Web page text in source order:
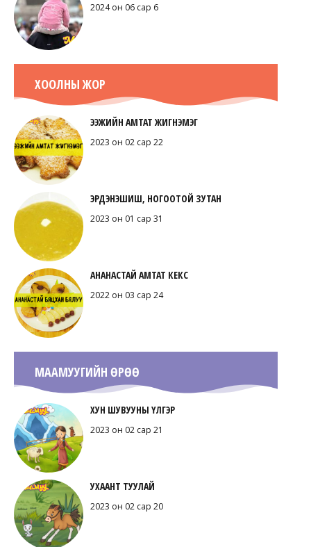
2024 он 06 сар 6
ХООЛНЫ ЖОР
ЭЭЖИЙН АМТАТ ЖИГНЭМЭГ
2023 он 02 сар 22
ЭРДЭНЭШИШ, НОГООТОЙ ЗУТАН
2023 он 01 сар 31
АНАНАСТАЙ АМТАТ КЕКС
2022 он 03 сар 24
МААМУУГИЙН ӨРӨӨ
ХУН ШУВУУНЫ ҮЛГЭР
2023 он 02 сар 21
УХААНТ ТУУЛАЙ
2023 он 02 сар 20